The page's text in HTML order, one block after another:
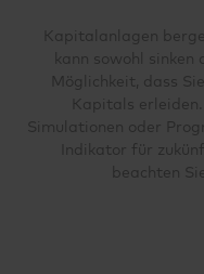
Kapitalanlagen
kann sowohl sinken
Möglichkeit, dass
Kapitals
Simulationen oder
Indikator für
beachten